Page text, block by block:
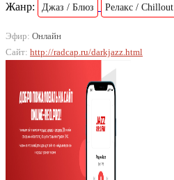
Жанр:
Джаз / Блюз Релакс / Chillout
Эфир: Онлайн
Сайт: http://radcap.ru/darkjazz.html